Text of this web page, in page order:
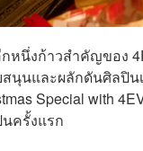
หนึ่งก้าวสำคัญของ
นุนและผลักดันศิลปินเ
Special with
ครั้งแรก